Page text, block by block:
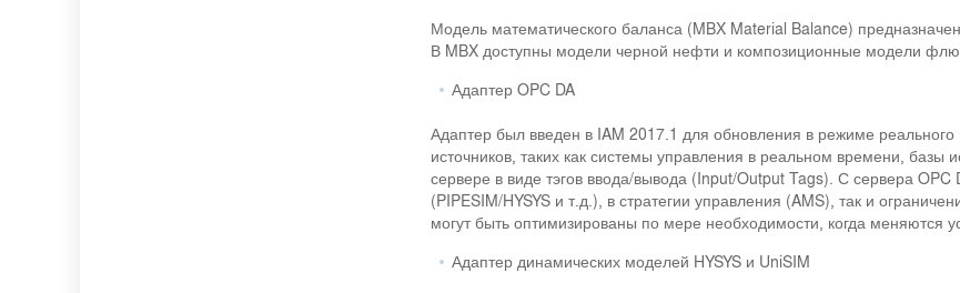
Модель математического баланса (MBX Material Balance)
В MBX доступны модели черной нефти и композиционные модели
Адаптер OPC DA
Адаптер был введен в IAM 2017.1 для обновления в режиме
источников, таких как системы управления в реальном времени,
сервере в виде тэгов ввода/вывода (Input/Output Tags). С сервера
(PIPESIM/HYSYS и т.д.), в стратегии управления (AMS), так и
могут быть оптимизированы по мере необходимости, когда меняются
Адаптер динамических моделей HYSYS и UniSIM